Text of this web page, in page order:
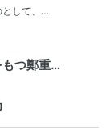
として、…
もつ鄭重…